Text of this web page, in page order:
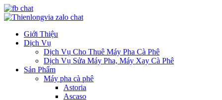
Giới Thiệu
Dịch Vụ
Dịch Vụ Cho Thuê Máy Pha Cà Phê
Dịch Vụ Sửa Máy Pha, Máy Xay Cà Phê
Sản Phẩm
Máy pha cà phê
Astoria
Ascaso